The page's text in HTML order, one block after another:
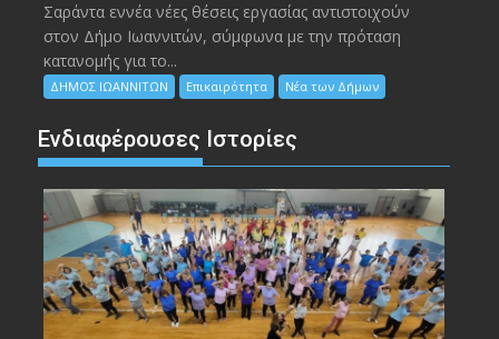
Σαράντα εννέα νέες θέσεις εργασίας αντιστοιχούν
στον Δήμο Ιωαννιτών, σύμφωνα με την πρόταση
κατανομής για το...
ΔΗΜΟΣ ΙΩΑΝΝΙΤΩΝ Επικαιρότητα Νέα των Δήμων
Ενδιαφέρουσες Ιστορίες